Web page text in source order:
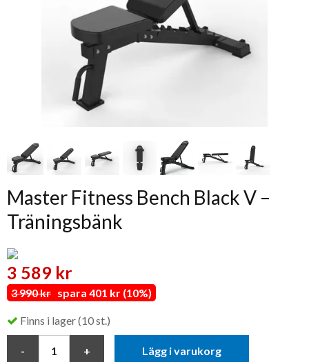
Master Fitness Bench Black V –
Träningsbänk
3 589 kr
3 990 kr spara 401 kr (10%)
Finns i lager (10 st.)
Lägg i varukorg